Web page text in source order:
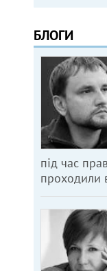
БЛОГИ
під час
проходили